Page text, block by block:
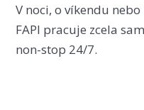
V noci, o víkendu
FAPI pracuje zcela
non-stop 24/7.